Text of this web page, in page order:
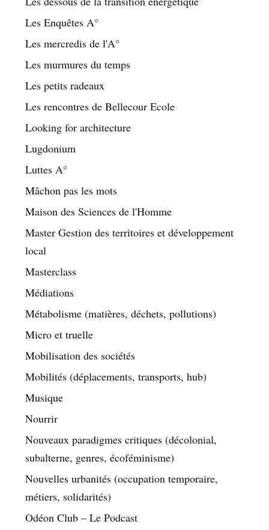
Les Enquêtes A°
Les mercredis de l'A°
Les murmures du temps
Les petits radeaux
Les rencontres de Bellecour Ecole
Looking for architecture
Lugdonium
Luttes A°
Mâchon pas les mots
Maison des Sciences de l'Homme
Master Gestion des territoires et développement
local
Masterclass
Médiations
Métabolisme (matières, déchets, pollutions)
Micro et truelle
Mobilisation des sociétés
Mobilités (déplacements, transports, hub)
Musique
Nourrir
Nouveaux paradigmes critiques (décolonial,
subalterne, genres, écoféminisme)
Nouvelles urbanités (occupation temporaire,
métiers, solidarités)
Odéon Club – Le Podcast